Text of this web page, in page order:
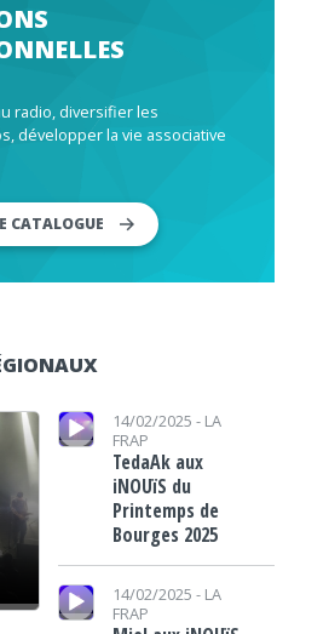
radio, diversifier les
développer la vie associative
CATALOGUE
Lecteur audio 14/02/2025 - LA
FRAP
TedaAk aux
iNOUïS du
Printemps de
Bourges 2025
Lecteur audio
14/02/2025 - LA
FRAP